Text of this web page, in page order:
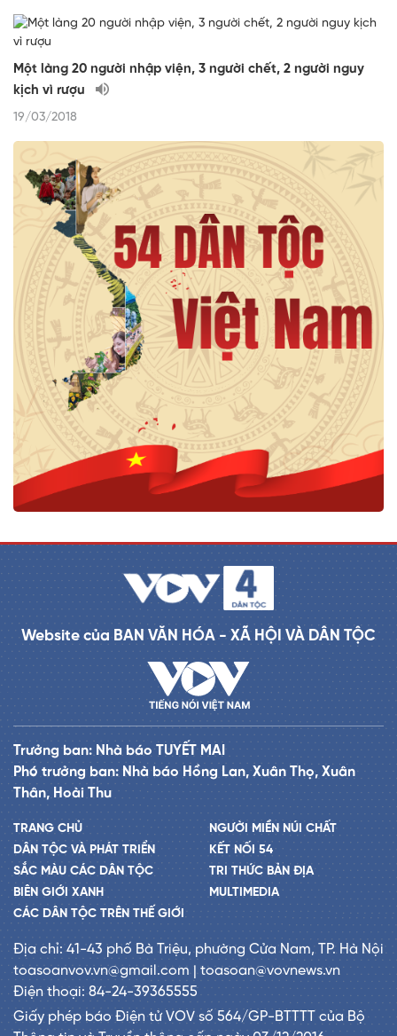
Một làng 20 người nhập viện, 3 người chết, 2 người nguy
kịch vì rượu
19/03/2018
Website của BAN VĂN HÓA - XÃ HỘI VÀ DÂN TỘC
Trưởng ban: Nhà báo TUYẾT MAI
Phó trưởng ban: Nhà báo Hồng Lan, Xuân Thọ, Xuân
Thân, Hoài Thu
TRANG CHỦ
DÂN TỘC VÀ PHÁT TRIỂN
SẮC MÀU CÁC DÂN TỘC
BIÊN GIỚI XANH
CÁC DÂN TỘC TRÊN THẾ GIỚI
NGƯỜI MIỀN NÚI CHẤT
KẾT NỐI 54
TRI THỨC BẢN ĐỊA
MULTIMEDIA
Địa chỉ: 41-43 phố Bà Triệu, phường Cửa Nam, TP. Hà Nội
toasoanvov.vn@gmail.com | toasoan@vovnews.vn
Điện thoại: 84-24-39365555
Giấy phép báo Điện tử VOV số 564/GP-BTTTT của Bộ